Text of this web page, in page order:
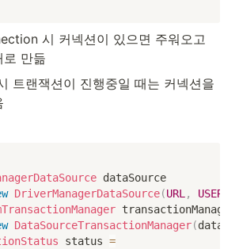
시 커넥션이 있으면 주워오고
로 만듦
트랜잭션이 진행중일 때는 커넥션을
dataSource
DriverManagerDataSource(URL ,
DataSourceTransactionManager(
status =